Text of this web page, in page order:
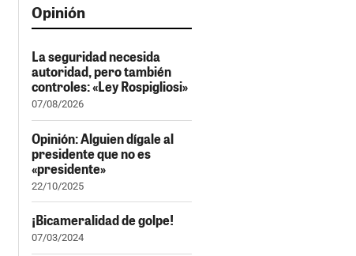
Opinión
La seguridad necesida
autoridad, pero también
controles: «Ley Rospigliosi»
07/08/2026
Opinión: Alguien dígale al
presidente que no es
«presidente»
22/10/2025
¡Bicameralidad de golpe!
07/03/2024